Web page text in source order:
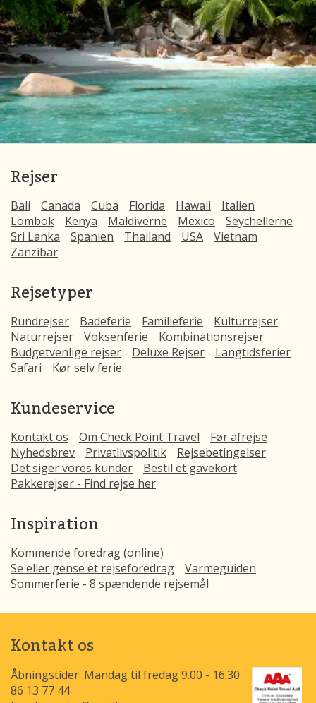
Rejser
Bali Canada Cuba Florida Hawaii
Italien
Lombok
Kenya Maldiverne Mexico
Seychellerne
Sri Lanka
Spanien Thailand USA
Vietnam
Zanzibar
Rejsetyper
Rundrejser Badeferie Familieferie
Kulturrejser
Naturrejser
Voksenferie
Kombinationsrejser
Budgetvenlige rejser
Deluxe Rejser
Langtidsferier
Safari
Kør selv ferie
Kundeservice
Kontakt os Om Check Point Travel
Før afrejse
Nyhedsbrev
Privatlivspolitik
Rejsebetingelser
Det siger vores kunder
Bestil et gavekort
Pakkerejser - Find rejse her
Inspiration
Kommende foredrag (online)
Se eller gense et rejseforedrag
Varmeguiden
Sommerferie - 8 spændende rejsemål
Kontakt os
Åbningstider: Mandag til fredag 9.00 - 16.30
86 13 77 44